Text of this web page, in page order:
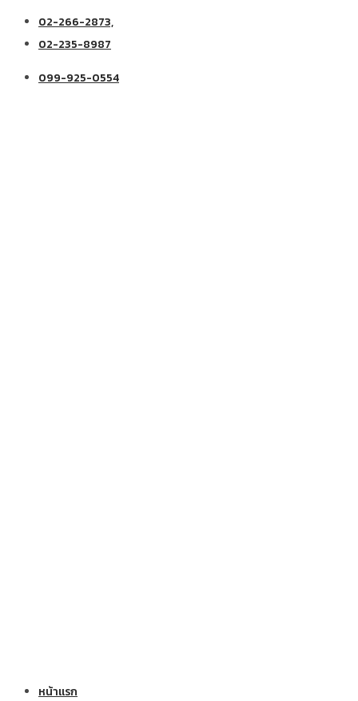
02-266-2873,
02-235-8987
099-925-0554
หน้าแรก